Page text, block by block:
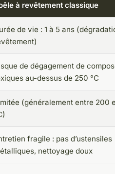
à revêtement classique
de vie : 1 à 5 ans
de dégagement de
au-dessus de 250 °C
(généralement entre 200
fragile : pas d’ustensiles
nettoyage doux